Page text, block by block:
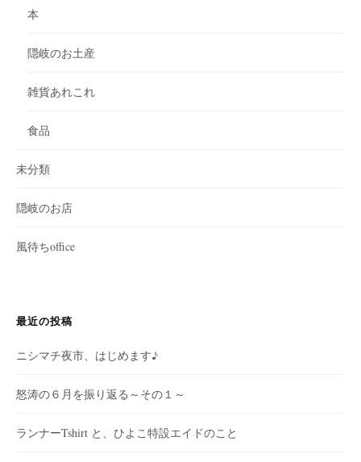
本
隠岐のお土産
雑貨あれこれ
食品
未分類
隠岐のお店
風待ちoffice
最近の投稿
ニシマチ夜市、はじめます♪
怒涛の６月を振り返る～その１～
ランナーTshirt と、ひよこ特設エイドのこと